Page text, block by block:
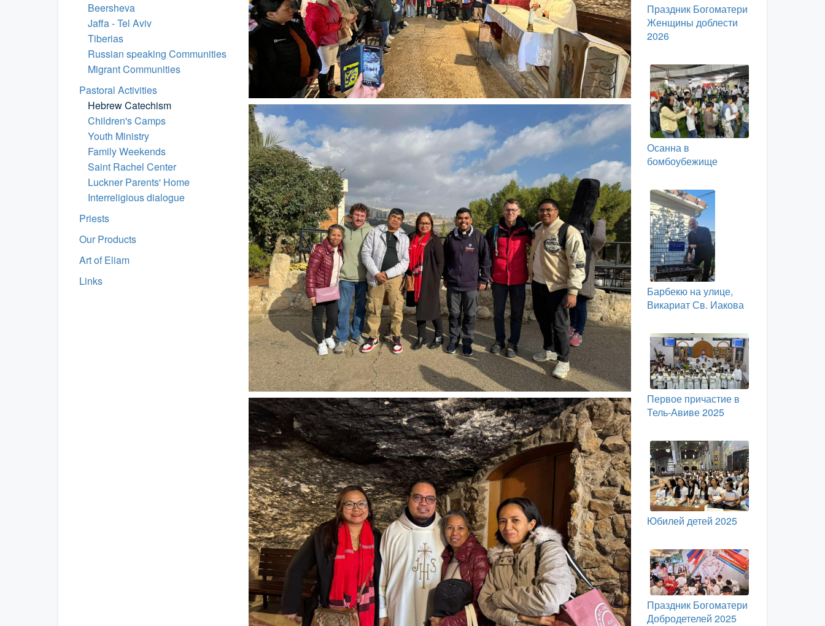
Beersheva
Jaffa - Tel Aviv
Tiberias
Russian speaking Communities
Migrant Communities
Pastoral Activities
Hebrew Catechism
Children's Camps
Youth Ministry
Family Weekends
Saint Rachel Center
Luckner Parents' Home
Interreligious dialogue
Priests
Our Products
Art of Eliam
Links
Праздник Богоматери
Женщины доблести
2026
Осанна в
бомбоубежище
Барбекю на улице,
Викариат Св. Иакова
Первое причастие в
Тель-Авиве 2025
Юбилей детей 2025
Праздник Богоматери
Добродетелей 2025